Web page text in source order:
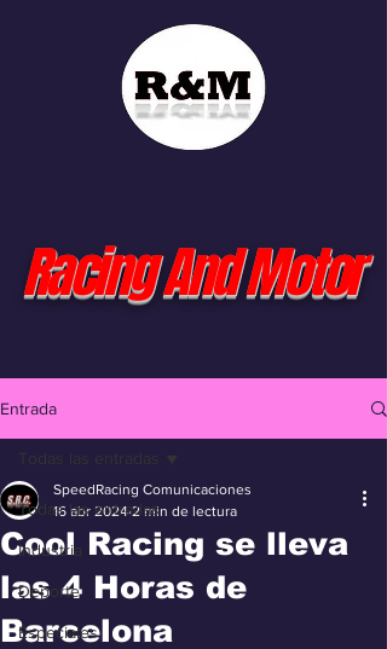
Racing And Motor
Entrada
Todas las entradas
Industria
Deporte
Especiales
Todas las entradas
Cool Racing se lleva
las 4 Horas de
Barcelona
SpeedRacing Comunicaciones
16 abr 2024 2 min de lectura